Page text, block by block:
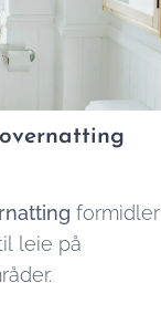
formidler
leie på